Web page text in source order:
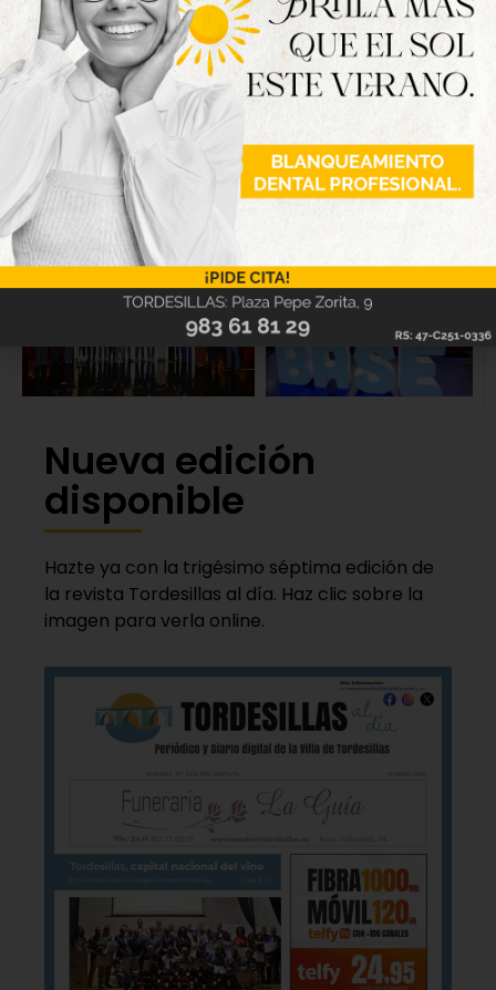
Las actividades concluirán del 16 al 18 de octubre en
el Museo del Pan con la celebración de la Feria del
Pan y la Lenteja.
Nueva edición
disponible
Hazte ya con la trigésimo séptima edición de
la revista Tordesillas al día. Haz clic sobre la
imagen para verla online.